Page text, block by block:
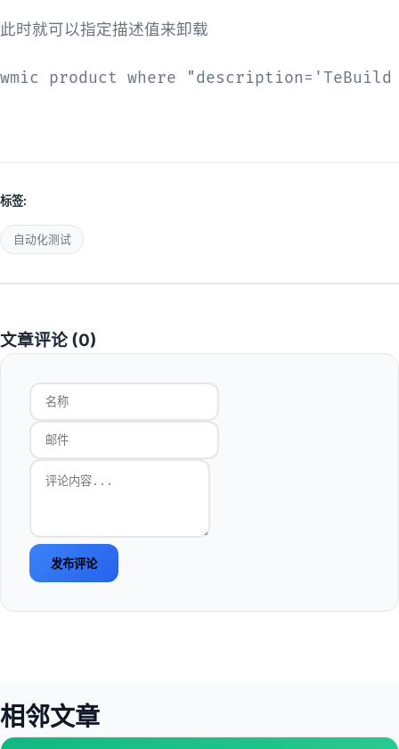
此时就可以指定描述值来卸载
wmic product where
标签:
自动化测试
文章评论 (0)
发布评论
相邻文章